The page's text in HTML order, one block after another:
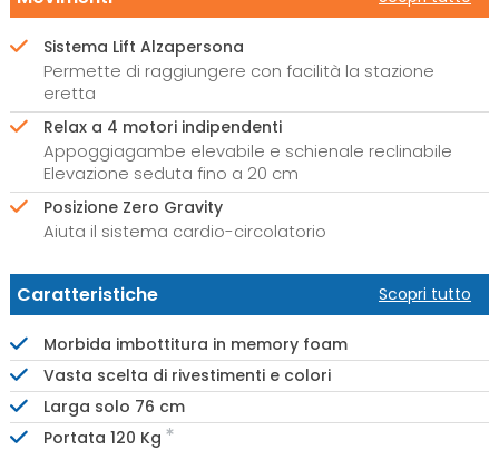
Sistema Lift Alzapersona
Permette di raggiungere con facilità la stazione
eretta
Relax a 4 motori indipendenti
Appoggiagambe elevabile e schienale reclinabile
Elevazione seduta fino a 20 cm
Posizione Zero Gravity
Aiuta il sistema cardio-circolatorio
Caratteristiche Scopri tutto
Morbida imbottitura in memory foam
Vasta scelta di rivestimenti e colori
Larga solo 76 cm
Portata 120 Kg